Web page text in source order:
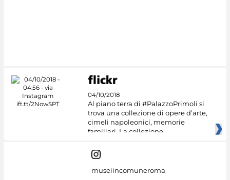
04/10/2018
Al piano terra di #PalazzoPrimoli si
trova una collezione di opere d’arte,
cimeli napoleonici, memorie
familiari. La collezione
museiincomuneroma